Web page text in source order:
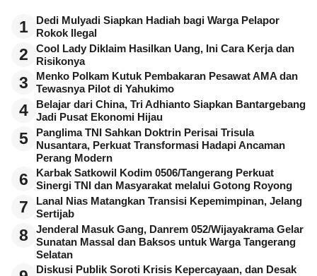
1
Dedi Mulyadi Siapkan Hadiah bagi Warga Pelapor
Rokok Ilegal
2
Cool Lady Diklaim Hasilkan Uang, Ini Cara Kerja dan
Risikonya
3
Menko Polkam Kutuk Pembakaran Pesawat AMA dan
Tewasnya Pilot di Yahukimo
4
Belajar dari China, Tri Adhianto Siapkan Bantargebang
Jadi Pusat Ekonomi Hijau
5
Panglima TNI Sahkan Doktrin Perisai Trisula
Nusantara, Perkuat Transformasi Hadapi Ancaman
Perang Modern
6
Karbak Satkowil Kodim 0506/Tangerang Perkuat
Sinergi TNI dan Masyarakat melalui Gotong Royong
7
Lanal Nias Matangkan Transisi Kepemimpinan, Jelang
Sertijab
8
Jenderal Masuk Gang, Danrem 052/Wijayakrama Gelar
Sunatan Massal dan Baksos untuk Warga Tangerang
Selatan
Diskusi Publik Soroti Krisis Kepercayaan, dan Desak